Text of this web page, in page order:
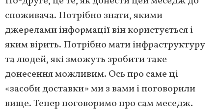
споживача. Потрібно знати, якими
джерелами інформації він користується і
яким вірить. Потрібно мати інфраструктуру
та людей, які зможуть зробити таке
донесення можливим. Ось про саме ці
«засоби доставки» ми з вами і поговорили
вище. Тепер поговоримо про сам меседж.